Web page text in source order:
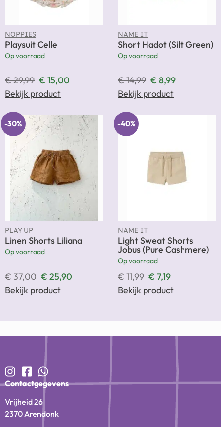
NOPPIES
Playsuit Celle
Op voorraad
€29,99 € 15,00
Bekijk product
NAME IT
Short Hadot (Silt Green)
Op voorraad
€14,99 € 8,99
Bekijk product
-30%
PLAY UP
Linen Shorts Liliana
Op voorraad
€37,00 € 25,90
Bekijk product
-40%
NAME IT
Light Sweat Shorts
Jobus (Pure Cashmere)
Op voorraad
€11,99 € 7,19
Bekijk product
Contactgegevens
Vrijheid 26
2370 Arendonk